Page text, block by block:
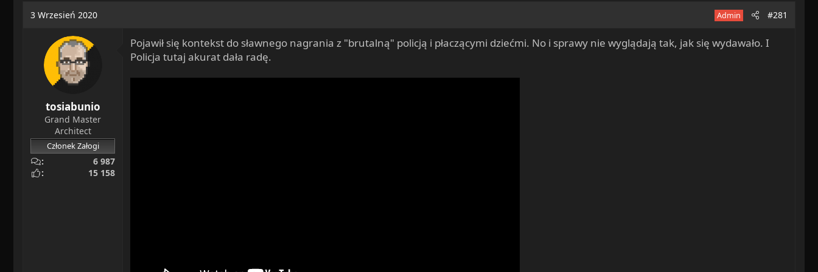
a
d
3 Wrzesień 2020 Admin #281
tosiabunio
Grand Master
Architect
Członek Załogi
6 987
15 158
Pojawił się kontekst do sławnego nagrania z "brutalną" policją i płaczącymi dziećmi. No i sprawy nie wyglądają tak, jak się wydawało. I
Policja tutaj akurat dała radę.